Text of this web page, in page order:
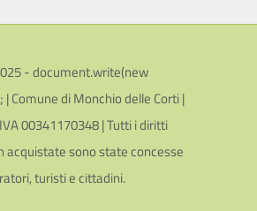
- document.write(new
| Comune di Monchio delle Corti |
00341170348 | Tutti i diritti
acquistate sono state concesse
turisti e cittadini.